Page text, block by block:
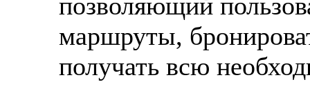
маршруты,
получать всю